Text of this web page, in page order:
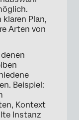
Plan,
Arten von
Beispiel:
Kontext
Instanz